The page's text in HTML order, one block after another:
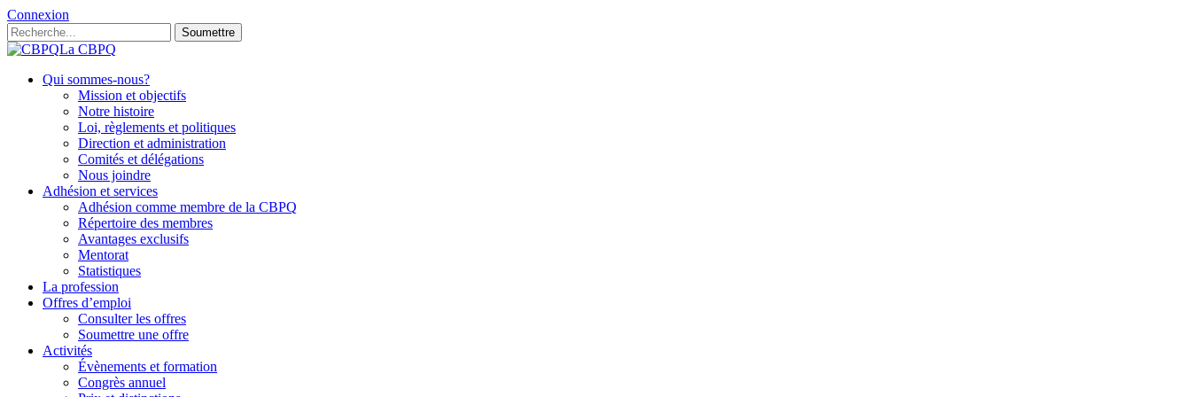
Connexion
Soumettre
La CBPQ
Qui sommes-nous?
Mission et objectifs
Notre histoire
Loi, règlements et politiques
Direction et administration
Comités et délégations
Nous joindre
Adhésion et services
Adhésion comme membre de la CBPQ
Répertoire des membres
Avantages exclusifs
Mentorat
Statistiques
La profession
Offres d’emploi
Consulter les offres
Soumettre une offre
Activités
Évènements et formation
Congrès annuel